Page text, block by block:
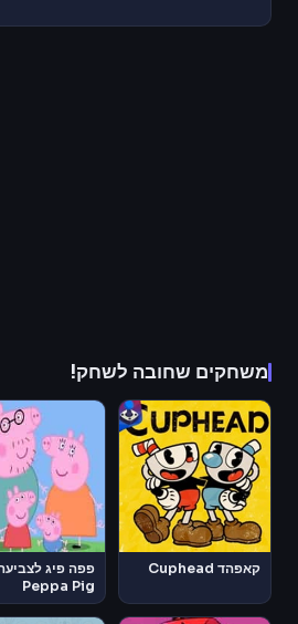
משחקים שחובה לשחק!
קאפהד Cuphead
פפה פיג
Peppa Pig